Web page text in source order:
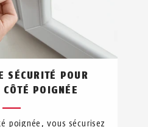
SÉCURITÉ POUR
POIGNÉE
poignée, vous sécurisez